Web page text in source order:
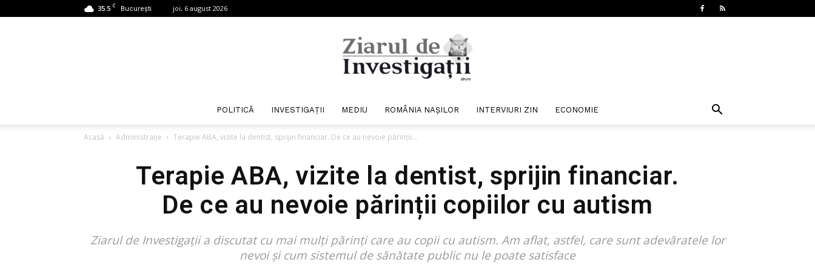
35.5 C București joi, 6 august 2026
de
POLITICĂ INVESTIGAȚII MEDIU ROMÂNIA NAȘILOR INTERVIURI ZIN ECONOMIE
Acasă Administrație Terapie ABA, vizite la dentist, sprijin financiar. De ce au nevoie părinții...
Terapie ABA, vizite la dentist, sprijin financiar.
De ce au nevoie părinții copiilor cu autism
Ziarul de Investigații a discutat cu mai mulți părinți care au copii cu autism. Am aflat, astfel, care sunt adevăratele lor
nevoi și cum sistemul de sănătate public nu le poate satisface